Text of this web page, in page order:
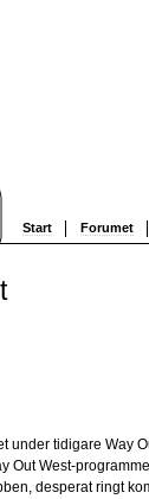
Start Forumet
under tidigare Way
Out West-
desperat ringt